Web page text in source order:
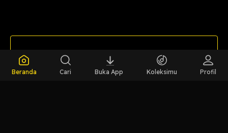
LIHAT EPISODE LAIN
Beranda
Cari Buka App Koleksimu Profil